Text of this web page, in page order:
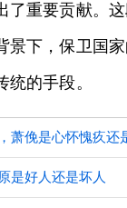
了重要贡献。
景下，保卫国
的手段。
萧俛是心怀愧疚还
是好人还是坏人